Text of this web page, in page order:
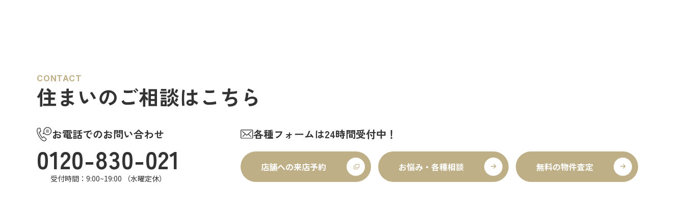
CONTACT
住まいのご相談はこちら
お電話でのお問い合わせ
0120-830-021
受付時間：9:00~19:00 （水曜定休）
各種フォームは24時間受付中！
店舗への来店予約 お悩み・各種相談 無料の物件査定